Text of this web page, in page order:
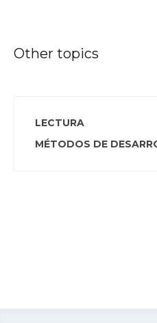
Other topics
LECTURA
MÉTODOS DE